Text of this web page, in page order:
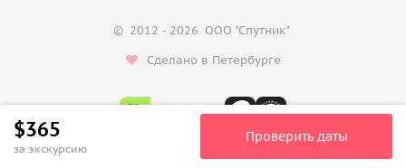
$365
за экскурсию
Проверить даты
© 2012 - 2026 ООО "Спутник"
Сделано в Петербурге